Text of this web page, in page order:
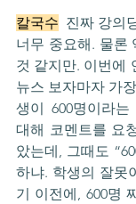
칼국수
진짜 강의
너무 중요해. 물론
것 같지만. 이번에
뉴스 보자마자 가
생이 600명이라
대해 코멘트를 요
았는데, 그때도
하냐. 학생의 잘못
기 이전에, 600명